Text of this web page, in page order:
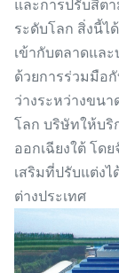
และการปรับสีต
ระดับโลก สิ่งนี้
เข้ากับตลาดแล
ด้วยการร่วมมือ
ว่างระหว่างขน
โลก บริษัทให้บริ
ออกเฉียงใต้ โด
เสริมที่ปรับแต่ง
ต่างประเทศ